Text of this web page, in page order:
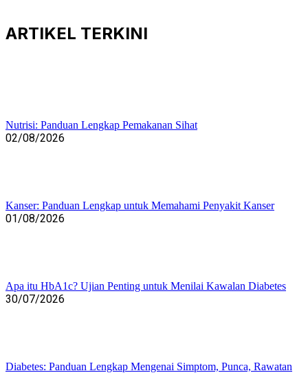
ARTIKEL TERKINI
Nutrisi: Panduan Lengkap Pemakanan Sihat
02/08/2026
Kanser: Panduan Lengkap untuk Memahami Penyakit Kanser
01/08/2026
Apa itu HbA1c? Ujian Penting untuk Menilai Kawalan Diabetes
30/07/2026
Diabetes: Panduan Lengkap Mengenai Simptom, Punca, Rawatan